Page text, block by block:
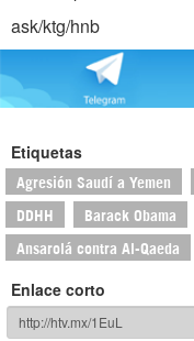
ask/ktg/hnb
Etiquetas
Agresión Saudí a Yemen
DDHH Barack Obama
Ansarolá contra Al-Qaeda
Enlace corto